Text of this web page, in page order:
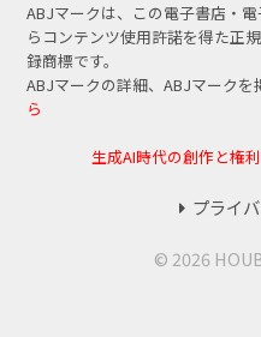
ABJマークは、この電子書店・
らコンテンツ使用許諾を得た正
録商標です。
ABJマークの詳細、ABJマーク
ら
生成AI時代の創作と権
プライ
© 2026